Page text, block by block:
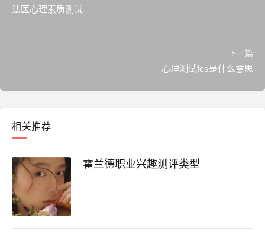
法医心理素质测试
下一篇
心理测试fes是什么意思
相关推荐
霍兰德职业兴趣测评类型